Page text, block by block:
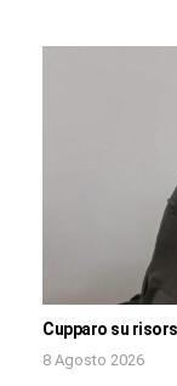
Cupparo su
8 Agosto 2026